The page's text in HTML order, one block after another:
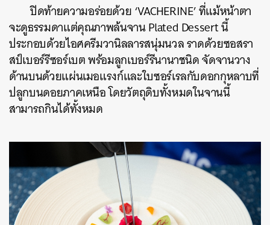
ปิดท้ายความอร่อยด้วย ‘VACHERINE’ ที่แม้หน้าตา
จะดูธรรมดาแต่คุณภาพล้นจาน Plated Dessert นี้
ประกอบด้วยไอศครีมวานิลลารสนุ่มนวล ราดด้วยซอสรา
สป์เบอร์รีซอร์เบต พร้อมลูกเบอร์รีนานาชนิด จัดจานวาง
ด้านบนด้วยแผ่นเมอแรงก์และใบซอร์เรลกับดอกกุหลาบที่
ปลูกบนดอยภาคเหนือ โดยวัตถุดิบทั้งหมดในจานนี้
สามารถกินได้ทั้งหมด